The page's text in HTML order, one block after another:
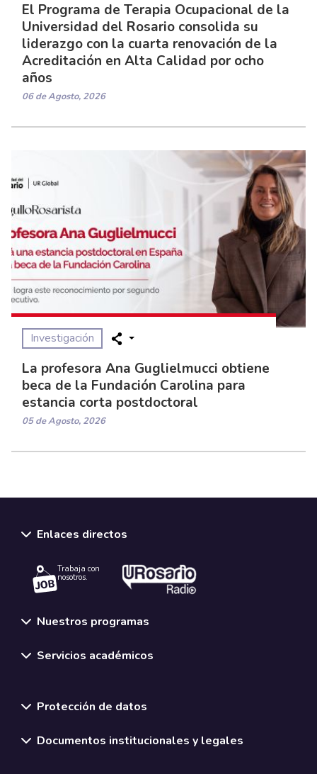
El Programa de Terapia Ocupacional de la
Universidad del Rosario consolida su
liderazgo con la cuarta renovación de la
Acreditación en Alta Calidad por ocho
años
06 de Agosto, 2026
Investigación
La profesora Ana Guglielmucci obtiene
beca de la Fundación Carolina para
estancia corta postdoctoral
05 de Agosto, 2026
Enlaces directos
Trabaja con
nosotros.
Nuestros programas
Servicios académicos
Protección de datos
Documentos institucionales y legales